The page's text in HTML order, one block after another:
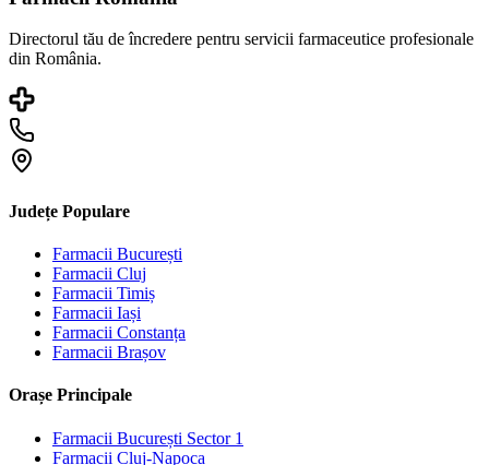
Directorul tău de încredere pentru servicii farmaceutice profesionale
din România.
Județe Populare
Farmacii București
Farmacii Cluj
Farmacii Timiș
Farmacii Iași
Farmacii Constanța
Farmacii Brașov
Orașe Principale
Farmacii București Sector 1
Farmacii Cluj-Napoca